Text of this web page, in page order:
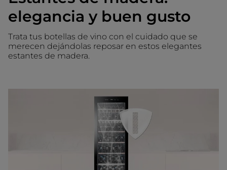
elegancia y buen gusto
Trata tus botellas de vino con el cuidado que se
merecen dejándolas reposar en estos elegantes
estantes de madera.